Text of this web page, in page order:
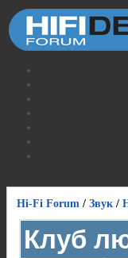
Hi-Fi Forum / Звук /
Клуб